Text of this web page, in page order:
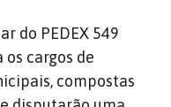
do PEDEX 549
cargos de
compostas